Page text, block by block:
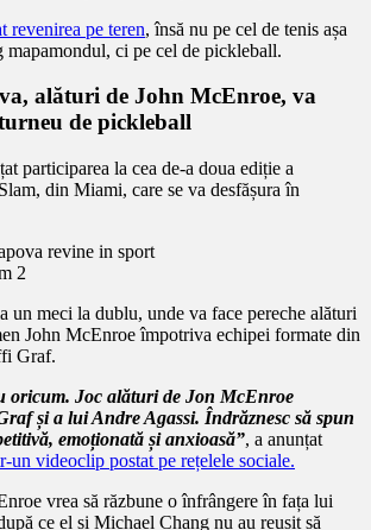
revenirea pe teren, însă nu pe cel de tenis așa
mapamondul, ci pe cel de pickleball.
alături de John McEnroe, va
de pickleball
participarea la cea de-a doua ediție a
din Miami, care se va desfășura în
2
un meci la dublu, unde va face pereche alături
John McEnroe împotriva echipei formate din
Graf.
oricum. Joc alături de Jon McEnroe
și a lui Andre Agassi. Îndrăznesc să spun
emoționată și anxioasă”, a anunțat
un videoclip postat pe rețelele sociale.
vrea să răzbune o înfrângere în fața lui
ce el și Michael Chang nu au reușit să